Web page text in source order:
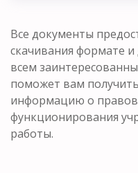
Все документы
скачивания формате
всем
поможет вам
информацию о
функционирования
работы.